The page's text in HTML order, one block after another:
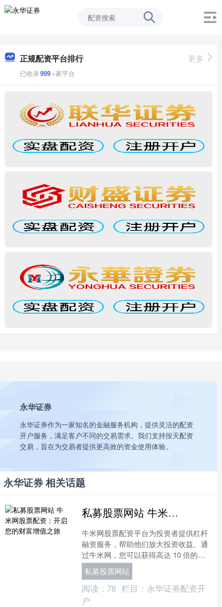
正规配资平台排行
已收录999+家平台
更多
永华证券
永华证券作为一家知名的金融服务机构，提供灵活的配资
开户服务，满足客户不同的交易需求。我们支持按天配资
交易，旨在为交易者提供更高效的资金使用体验。
永华证券 相关话题
私募股票网站 牛米网股票配资：开启您的财富增值之旅
牛米网股票配资平台为投资者提供杠杆
融资服务，帮助他们放大投资收益。通
过牛米网，您可以获得高达 10 倍的杠
杆，让您的资金发挥更大的作用。 **优
势：** * *....
私募股票网站
阅读： 78 栏目： 永华证券配资开
户